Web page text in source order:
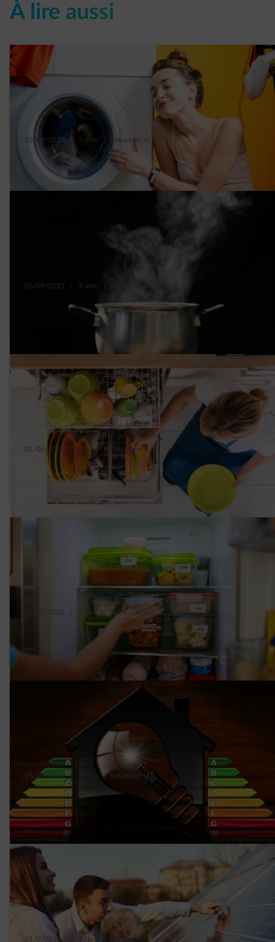
À lire aussi
25/09/2023 5 min. Sébastien V.
6 conseils pour mieux utiliser son lave-linge
06/09/2021 5 min.
5 mythes sur la consommation d’énergie
qu’il faut arrêter de croire
01/06/2026 3 min. | Sébastien V.
Top 5 des gestes pour consommer malin
avec son lave-vaisselle
21/05/2026 4 min. Sébastien V.
7 conseils pour diminuer la consommation
15/09/2022 | | Sébastien V.
Identifier les énergivores de la maison et
réduire leur consommation
11/07/2022 5 min. Laetitia M.